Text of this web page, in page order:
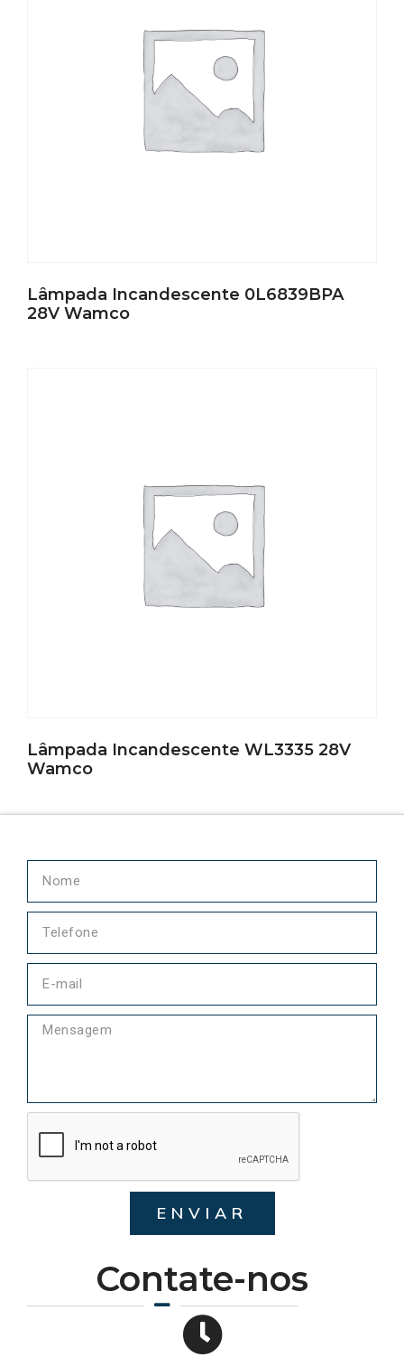
Lâmpada Incandescente 0L6839BPA
28V Wamco
Lâmpada Incandescente WL3335 28V
Wamco
Contate-nos
ENVIAR